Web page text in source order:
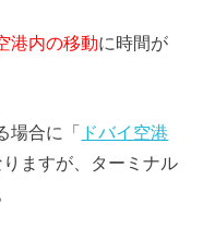
港内の移動に時間が
場合に「
ドバイ空港
ますが、ターミナル